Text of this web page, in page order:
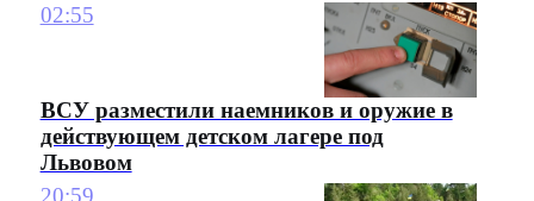
02:55
ВСУ разместили наемников и оружие в
действующем детском лагере под
Львовом
20:59